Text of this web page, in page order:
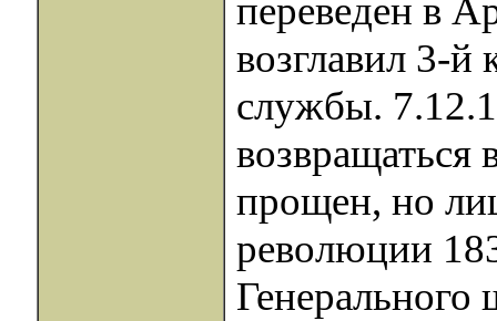
переведен в
возглавил 3-й
службы.
прощен, но
революции
Генерального